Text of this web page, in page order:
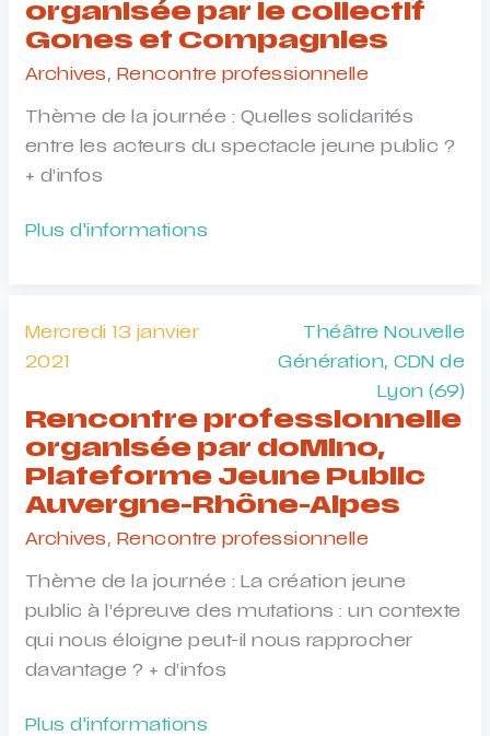
meeting
co-
organisé
avec
Théâtre
(63)
organisée par le collectif
Gones et Compagnies
Archives , Rencontre professionnelle
Thème de la journée : Quelles solidarités
entre les acteurs du spectacle jeune public ?
+ d’infos
Journée
Gones
Compagnies
Plus d'informations
Mercredi 13 janvier
2021
Théâtre Nouvelle
Génération, CDN de
Lyon (69)
Rencontre professionnelle
organisée par doMino,
Plateforme Jeune Public
Auvergne-Rhône-Alpes
Archives , Rencontre professionnelle
Thème de la journée : La création jeune
public à l’épreuve des mutations : un contexte
qui nous éloigne peut-il nous rapprocher
davantage ? + d’infos
Rencontre
Plus d'informations